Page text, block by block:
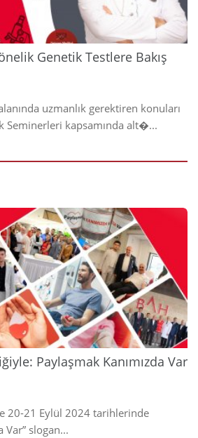
Genetik Testlere Bakış
uzmanlık gerektiren konuları
Seminerleri kapsamında alt�...
2024
Paylaşmak Kanımızda Var
20-21 Eylül 2024 tarihlerinde
Var” slogan...